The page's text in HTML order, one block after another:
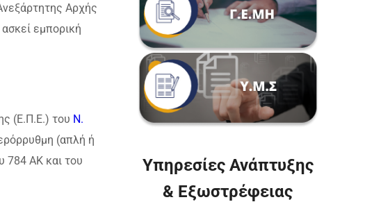
Αρχής
εμπορική
(Ε.Π.Ε.) του Ν.
(απλή ή
784 ΑΚ και του
Υπηρεσίες Ανάπτυξης
& Εξωστρέφειας